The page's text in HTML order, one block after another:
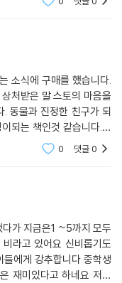
소식에 구매를 했습니다.
처받은 말 스토의 마음을
되는 책인것 같습니다.동
게 인기가 많아지고 여러
0 댓글0
가 지금은1 ~5까지 모두
어요 신비롭기도
에게 강추합니다 중학생
재미있다고 하네요 저도